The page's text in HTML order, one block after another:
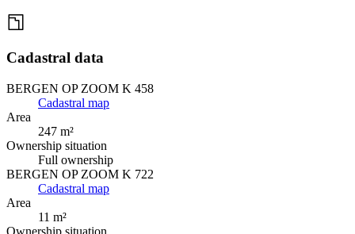
Cadastral data
BERGEN OP ZOOM K 458
Cadastral map
Area
247 m²
Ownership situation
Full ownership
BERGEN OP ZOOM K 722
Cadastral map
Area
11 m²
Ownership situation